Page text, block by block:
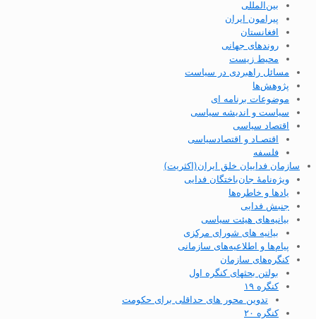
بین‌المللی
پیرامون ایران
افغانستان
روندهای جهانی
محیط زیست
مسائل راهبردی در سیاست
پژوهش‌ها
موضوعات برنامه ای
سیاست و اندیشه سیاسی
اقتصاد سیاسی
اقتصـاد و اقتصاد‌سیاسی
فلسفه
سازمان فداییان خلق ایران(اکثریت)
ویژه‌نامهٔ جان‌باختگان فدایی
یادها و خاطره‌ها
جنبش فدایی
بیانیه‌های هیئت سیاسی
بیانیه های شورای مرکزی
پیام‌ها و اطلاعیه‌های سازمانی
کنگره‌های سازمان
بولتن بحثهای کنگره اول
کنگره ۱۹
تدوین محور های حداقلی برای حکومت
کنگره ۲۰